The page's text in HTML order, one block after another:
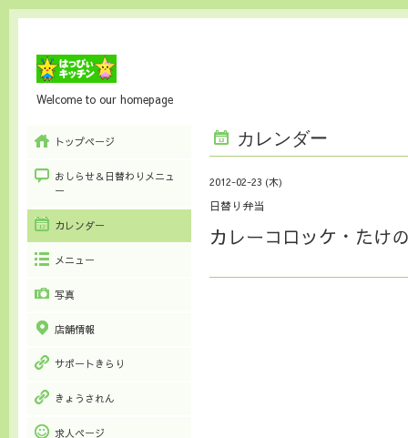
Welcome to our homepage
カレンダー
2012-02-23 (木)
日替り弁当
カレーコロッケ・たけ
トップページ
おしらせ＆日替わりメニュ
ー
カレンダー
メニュー
写真
店舗情報
サポートきらり
きょうされん
求人ページ